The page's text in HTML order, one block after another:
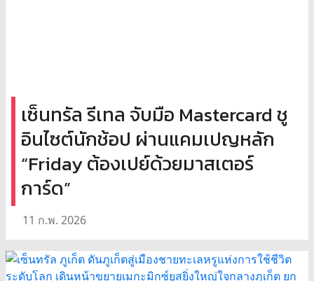
เซ็นทรัล รีเทล จับมือ Mastercard ชู
อินไซต์นักช้อป ผ่านแคมเปญหลัก
“Friday ต้องเปย์ด้วยมาสเตอร์
การ์ด”
11 ก.พ. 2026